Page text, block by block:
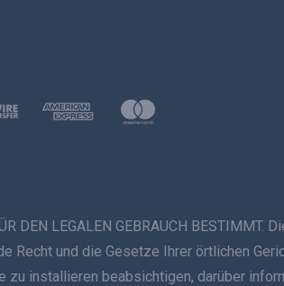
DEN LEGALEN GEBRAUCH
Recht und die Gesetze Ihrer örtlichen
installieren beabsichtigen, darüber